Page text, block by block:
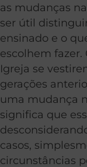
as mudanças
ser útil
ensinado e o
escolhem
Igreja se
gerações
uma mudança
significa que
casos,
circunstâncias